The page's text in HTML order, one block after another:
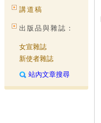
講道稿
出版品與雜誌：
女宣雜誌
新使者雜誌
站內文章搜尋